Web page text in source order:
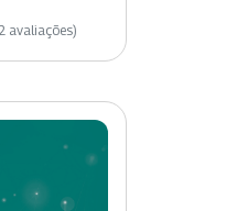
avaliações)